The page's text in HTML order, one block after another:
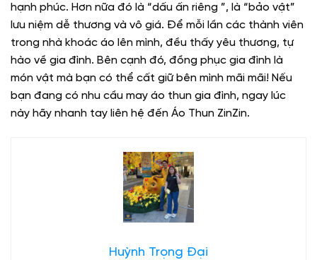
hạnh phúc. Hơn nữa đó là “dấu ấn riêng ”, là “bảo vật”
lưu niệm dễ thương và vô giá. Để mỗi lần các thành viên
trong nhà khoác áo lên mình, đều thấy yêu thương, tự
hào về gia đình. Bên cạnh đó, đồng phục gia đình là
món vật mà bạn có thể cất giữ bên mình mãi mãi! Nếu
bạn đang có nhu cầu may áo thun gia đình, ngay lúc
này hãy nhanh tay liên hệ đến Áo Thun ZinZin.
Huỳnh Trọng Đại